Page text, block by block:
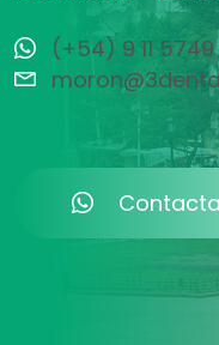
(+54) 9 11